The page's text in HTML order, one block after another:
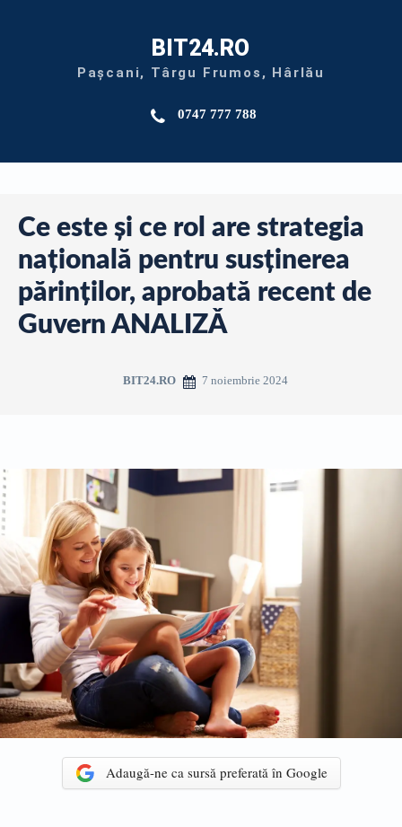
BIT24.RO
Pașcani, Târgu Frumos, Hârlău
0747 777 788
Ce este și ce rol are strategia
națională pentru susținerea
părinților, aprobată recent de
Guvern ANALIZǍ
BIT24.RO 7 noiembrie 2024
Adaugă-ne ca sursă preferată în Google